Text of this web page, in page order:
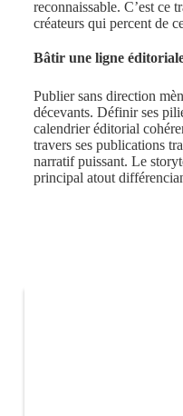
reconnaissable. C’est ce
créateurs qui percent de
Bâtir une ligne
Publier sans direction
décevants. Définir ses
calendrier éditorial
travers ses publications
narratif puissant. Le
principal atout